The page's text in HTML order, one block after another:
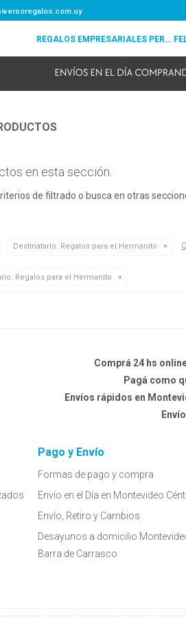
REGALOS EMPRESARIALES PERSONALIZADOS
en esta sección.
de filtrado o busca en otras
Destinatario: Regalos para el Hermanito
Regalos para el Hermanito
Comprá 24 hs
Pagá como
Envíos rápidos en
Pago y Envío
Formas de pago y compra
Envío en el Día en Montevideo
Envío, Retiro y Cambios
Desayunos a domicilio
Barra de Carrasco